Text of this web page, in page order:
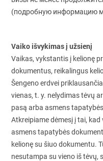
(подробную информацию
Vaiko išvykimas į užsienį
Vaikas, vykstantis į kelionę
dokumentus, reikalingus
Šengeno erdvei
vienas, t. y. nelydimas tėvų
pasą arba asmens
Atkreipiame dėmesį į tai,
asmens tapatybės
kelionę su šiuo dokumentu.
nesutampa su vieno iš tėvų,